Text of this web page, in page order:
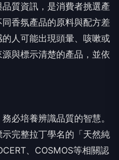
質資訊，是消費者挑選產
香氛產品的原料與配方差
人可能出現頭暈、咳嗽或
與標示清楚的產品，並依
必培養辨識品質的智慧。
完整拉丁學名的「天然純
、COSMOS等相關認